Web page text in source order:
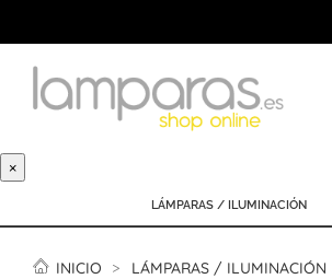
×
LÁMPARAS / ILUMINACIÓN
INICIO LÁMPARAS / ILUMINACIÓN